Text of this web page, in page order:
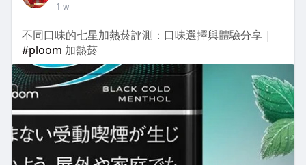
1 w
不同口味的七星加熱菸評測：口味選擇與體驗分享 |
#ploom 加熱菸